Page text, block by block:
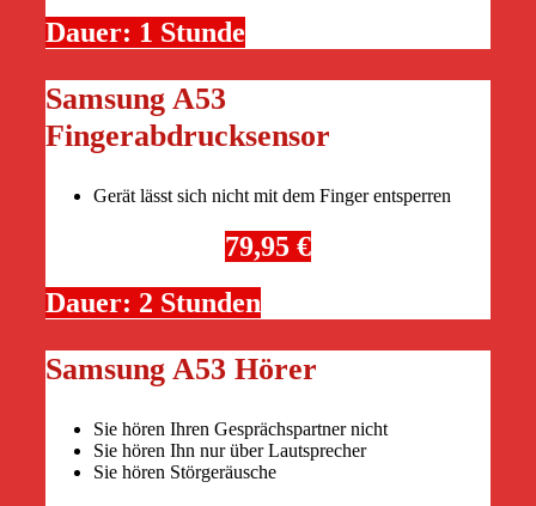
Dauer: 1 Stunde
Samsung A53
Fingerabdrucksensor
Gerät lässt sich nicht mit dem Finger entsperren
79,95 €
Dauer: 2 Stunden
Samsung A53 Hörer
Sie hören Ihren Gesprächspartner nicht
Sie hören Ihn nur über Lautsprecher
Sie hören Störgeräusche